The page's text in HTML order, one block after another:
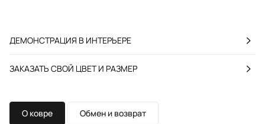
ДЕМОНСТРАЦИЯ В ИНТЕРЬЕРЕ
ЗАКАЗАТЬ СВОЙ ЦВЕТ И РАЗМЕР
О ковре Обмен и возврат